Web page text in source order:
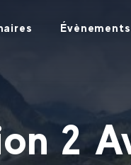
Évènements
2